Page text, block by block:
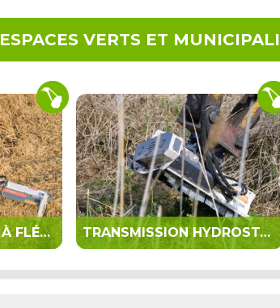
ESPACES VERTS ET
BROYEUR DÉPORTÉ À FLÉAUX TRANSMISSION HYDROSTATIQUE